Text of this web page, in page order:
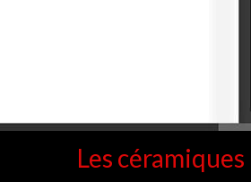
Les céramiques